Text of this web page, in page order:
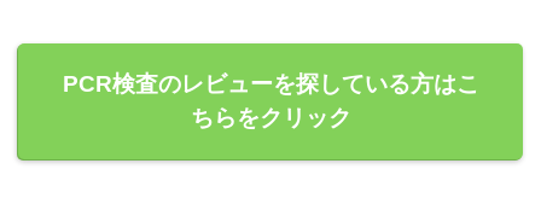
PCR検査のレビューを探している方はこ
ちらをクリック